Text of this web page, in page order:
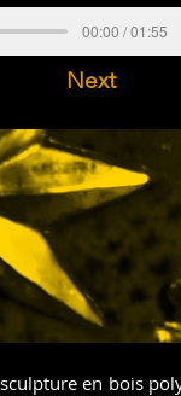
00:00 / 01:55
Next
en bois